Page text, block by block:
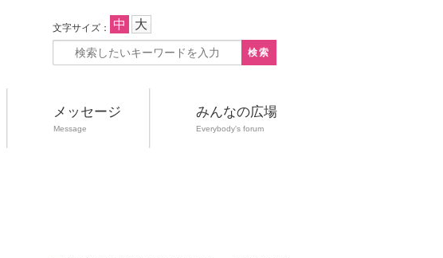
文字サイズ： 中 大
メッセージ
Message
みんなの広場
Everybody's forum